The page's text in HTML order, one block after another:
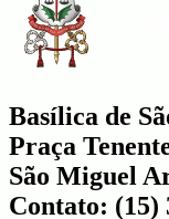
Basílica de
Praça
São Miguel
Contato: (15)